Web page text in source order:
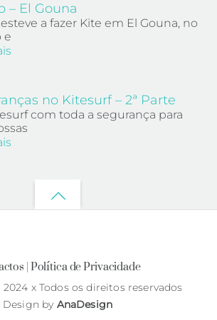
– El Gouna
esteve a fazer Kite em El Gouna, no
e
no Kitesurf – 2ª Parte
com toda a segurança para
Back
|Política de Privacidade
x Todos os direitos reservados
Design by AnaDesign